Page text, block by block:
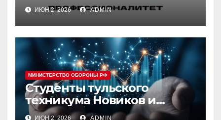
ИЮН 2, 2026 ADMIN
МИНИСТЕРСТВО ОБОРОНЫ РФ
Студенты тульского
техникума Новиков и
Хлапов заключили годовой
ИЮН 2, 2026 ADMIN